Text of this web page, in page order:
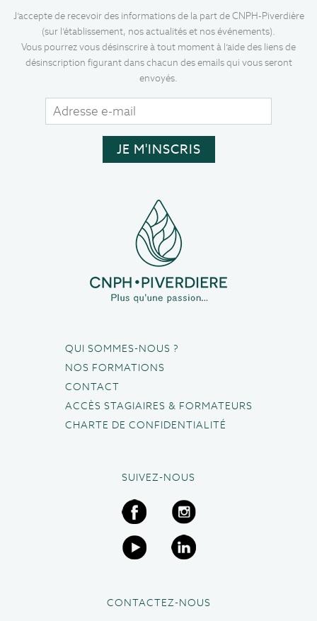
J’accepte de recevoir des informations de la part de CNPH-Piverdière
(sur l’établissement, nos actualités et nos événements).
Vous pourrez vous désinscrire à tout moment à l’aide des liens de
désinscription figurant dans chacun des emails qui vous seront
envoyés.
QUI SOMMES-NOUS ?
NOS FORMATIONS
CONTACT
ACCÈS STAGIAIRES & FORMATEURS
CHARTE DE CONFIDENTIALITÉ
SUIVEZ-NOUS
CONTACTEZ-NOUS